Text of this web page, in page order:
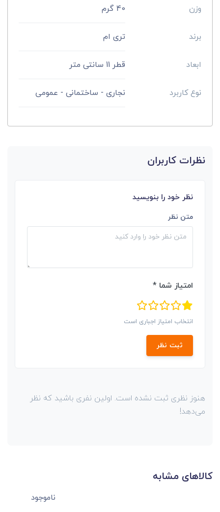
وزن 40 گرم
برند تری ام
ابعاد قطر 11 سانتی‌ متر
نوع کاربرد نجاری - ساختمانی - عمومی
نظرات کاربران
نظر خود را بنویسید
متن نظر
امتیاز شما *
انتخاب امتیاز اجباری است
ثبت نظر
هنوز نظری ثبت نشده است. اولین نفری باشید که نظر
می‌دهد!
کالاهای مشابه
ناموجود